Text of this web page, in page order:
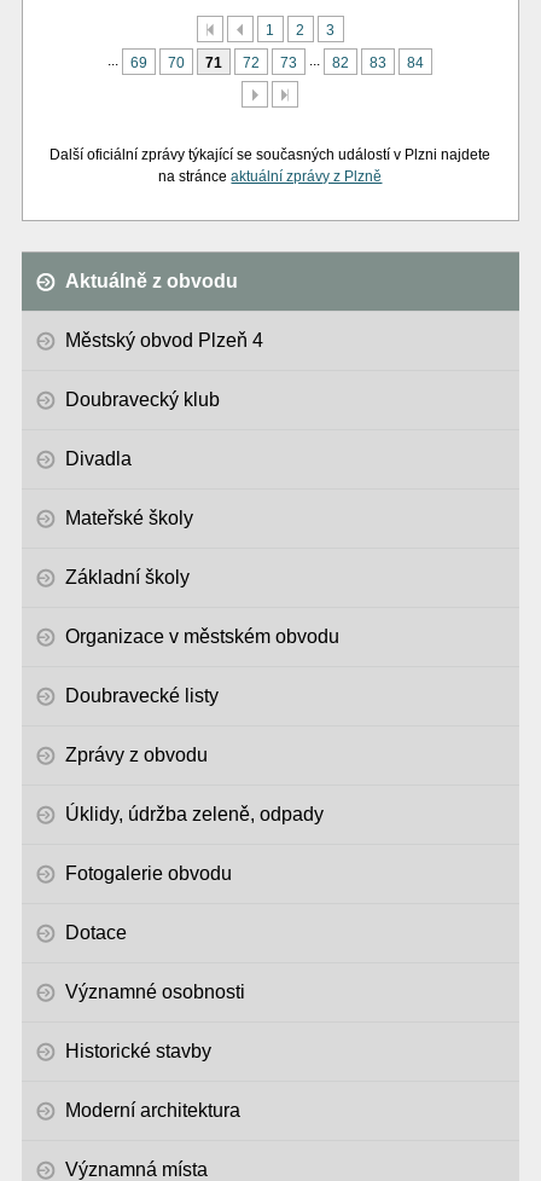
PrvníPředchozí
1 2
3
...
69 70 71 72 73 ... 82 83
84
DalšíPoslední
Další oficiální zprávy týkající se současných událostí v Plzni najdete
na stránceaktuální zprávy z Plzně
Aktuálně z obvodu
Městský obvod Plzeň 4
Doubravecký klub
Divadla
Mateřské školy
Základní školy
Organizace v městském obvodu
Doubravecké listy
Zprávy z obvodu
Úklidy, údržba zeleně, odpady
Fotogalerie obvodu
Dotace
Významné osobnosti
Historické stavby
Moderní architektura
Významná místa